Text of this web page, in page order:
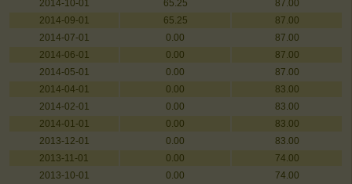
2014-10-01
65.25
87.00
2014-09-01
65.25
87.00
2014-07-01
0.00
87.00
2014-06-01
0.00
87.00
2014-05-01
0.00
87.00
2014-04-01
0.00
83.00
2014-02-01
0.00
83.00
2014-01-01
0.00
83.00
2013-12-01
0.00
83.00
2013-11-01
0.00
74.00
2013-10-01
0.00
74.00